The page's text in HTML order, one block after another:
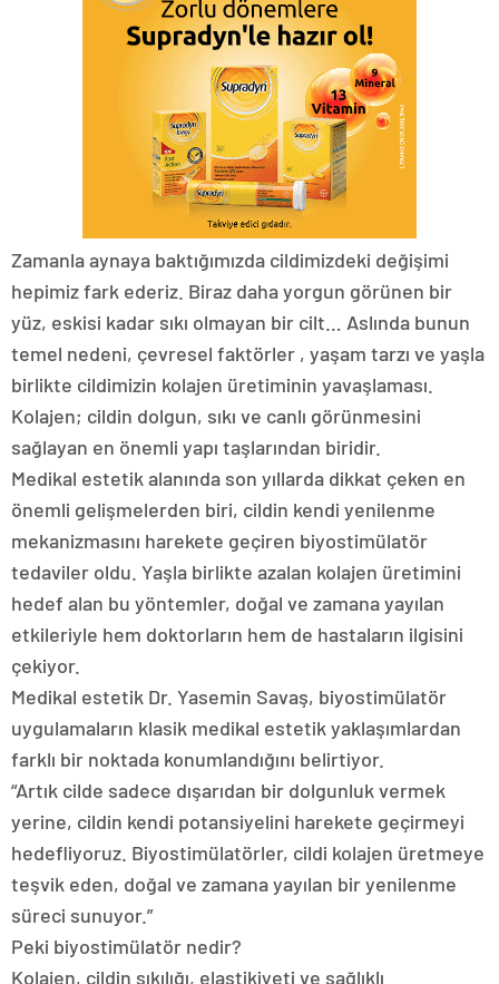
Zamanla aynaya baktığımızda cildimizdeki değişimi
hepimiz fark ederiz. Biraz daha yorgun görünen bir
yüz, eskisi kadar sıkı olmayan bir cilt… Aslında bunun
temel nedeni, çevresel faktörler , yaşam tarzı ve yaşla
birlikte cildimizin kolajen üretiminin yavaşlaması.
Kolajen; cildin dolgun, sıkı ve canlı görünmesini
sağlayan en önemli yapı taşlarından biridir.
Medikal estetik alanında son yıllarda dikkat çeken en
önemli gelişmelerden biri, cildin kendi yenilenme
mekanizmasını harekete geçiren biyostimülatör
tedaviler oldu. Yaşla birlikte azalan kolajen üretimini
hedef alan bu yöntemler, doğal ve zamana yayılan
etkileriyle hem doktorların hem de hastaların ilgisini
çekiyor.
Medikal estetik Dr. Yasemin Savaş, biyostimülatör
uygulamaların klasik medikal estetik yaklaşımlardan
farklı bir noktada konumlandığını belirtiyor.
“Artık cilde sadece dışarıdan bir dolgunluk vermek
yerine, cildin kendi potansiyelini harekete geçirmeyi
hedefliyoruz. Biyostimülatörler, cildi kolajen üretmeye
teşvik eden, doğal ve zamana yayılan bir yenilenme
süreci sunuyor.”
Peki biyostimülatör nedir?
Kolajen, cildin sıkılığı, elastikiyeti ve sağlıklı